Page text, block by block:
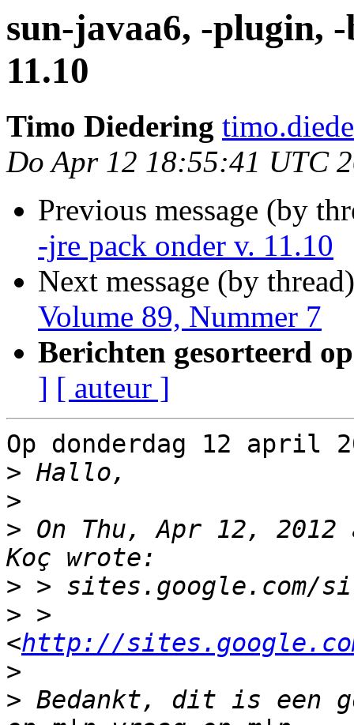
sun-javaa6, -plugin,
11.10
Timo Diedering
Do Apr 12 18:55:41 UTC
Previous message (by
-jre pack onder v. 11.10
Next message (by
Volume 89, Nummer 7
Berichten gesorteerd
] [ auteur ]
Op donderdag 12 april
>
>
> On Thu, Apr 12, 2012
>
> >
<http://
>
> Bedankt, dit is een